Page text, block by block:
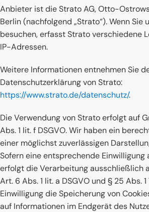
Anbieter ist die Strato AG, Otto-
Berlin (nachfolgend „Strato“). Wenn Sie
besuchen, erfasst Strato verschiedene
IP-Adressen.
Weitere Informationen entnehmen Sie
Datenschutzerklärung von Strato:
https://www.strato.de/datenschutz/.
Die Verwendung von Strato erfolgt auf
Abs. 1 lit. f DSGVO. Wir haben ein
einer möglichst zuverlässigen
Sofern eine entsprechende Einwilligung
erfolgt die Verarbeitung ausschließlich
Art. 6 Abs. 1 lit. a DSGVO und § 25 Abs.
Einwilligung die Speicherung von
auf Informationen im Endgerät des